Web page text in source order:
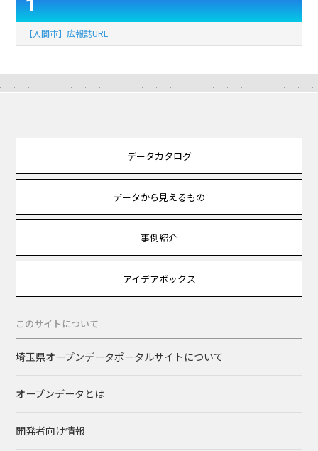
【入間市】広報誌URL
データカタログ
データから見えるもの
事例紹介
アイデアボックス
このサイトについて
埼玉県オープンデータポータルサイトについて
オープンデータとは
開発者向け情報